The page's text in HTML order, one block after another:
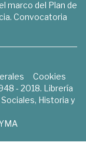
marco del Plan de
Convocatoria
Cookies
- 2018. Librería
Historia y